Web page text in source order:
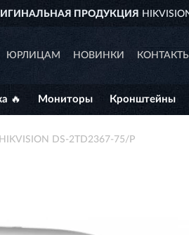
HIKVISION В РОССИИ
ЮРЛИЦАМ НОВИНКИ КОНТАКТЫ
🔥 Мониторы Кронштейны
DS-2TD2367-75/P